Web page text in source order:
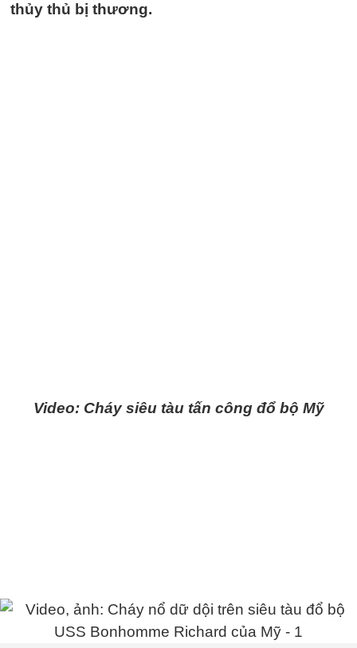
thủy thủ bị thương.
Video: Cháy siêu tàu tấn công đổ bộ Mỹ